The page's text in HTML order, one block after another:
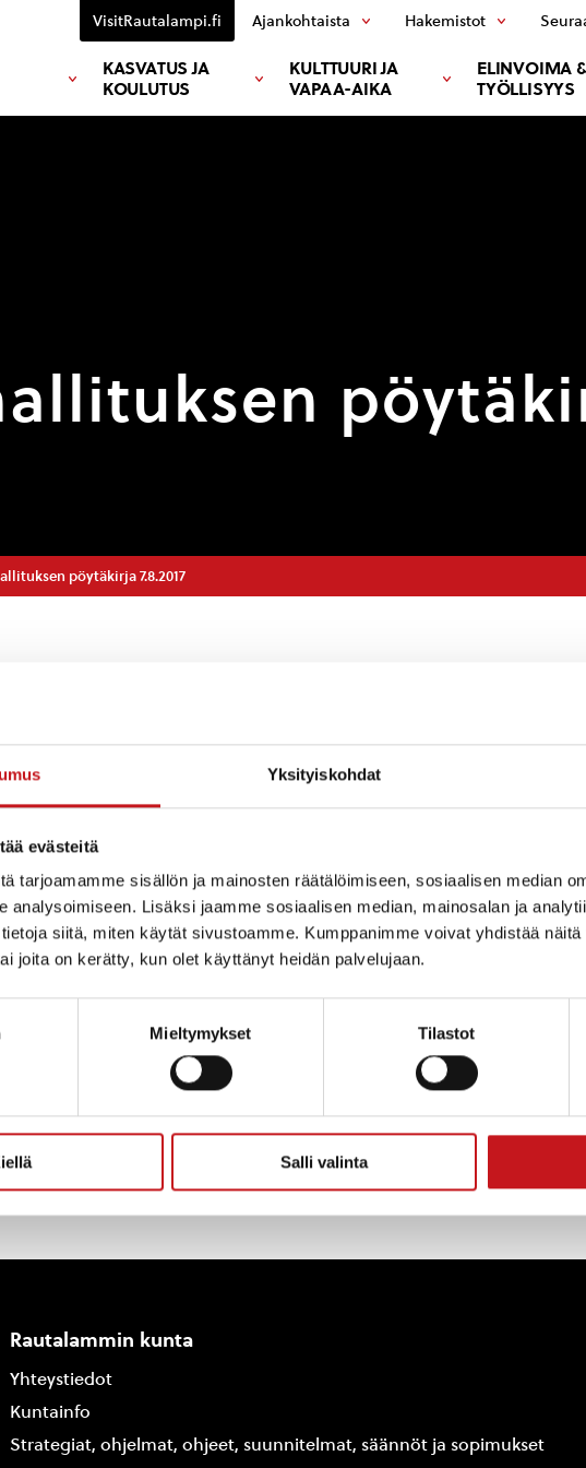
Yksityiskohdat
evästeitä
tarjoamamme sisällön ja mainosten räätälöimiseen, sosiaalisen median
analysoimiseen. Lisäksi jaamme sosiaalisen median, mainosalan ja
siitä, miten käytät sivustoamme. Kumppanimme voivat yhdistää
joita on kerätty, kun olet käyttänyt heidän palvelujaan.
Mieltymykset Tilastot
Salli valinta
KASVATUS JA
KOULUTUS
KULTTUURI JA
VAPAA-AIKA
ELINVOIMA
TYÖLLISYYS
VisitRautalampi.fi Ajankohtaista Hakemistot
pöytäkirja 7.8.2017
toteaminen
ja seminaari 4.10.2017
pöytäkirjat
jatkohanke
Rautalammin kunta
Yhteystiedot
Kuntainfo
Strategiat, ohjelmat, ohjeet, suunnitelmat, säännöt ja sopimukset